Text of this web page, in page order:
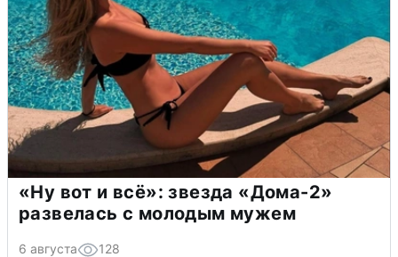
«Ну вот и всё»: звезда «Дома-2»
развелась с молодым мужем
6 августа 128